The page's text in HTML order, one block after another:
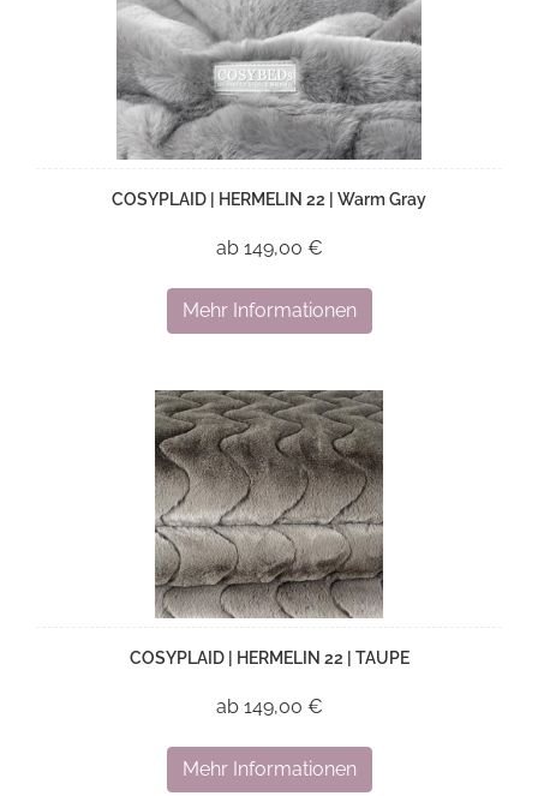
COSYPLAID | HERMELIN 22 | Warm Gray
ab 149,00 €
Mehr Informationen
COSYPLAID | HERMELIN 22 | TAUPE
ab 149,00 €
Mehr Informationen